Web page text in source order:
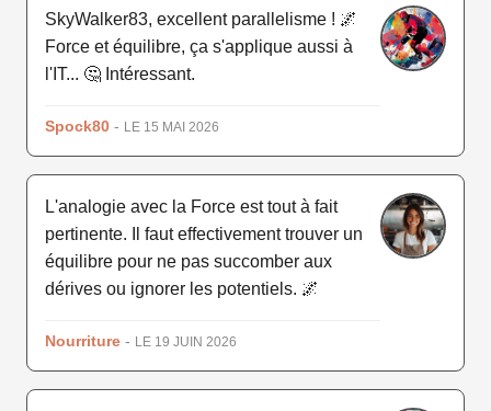
SkyWalker83, excellent parallelisme ! 🌌
Force et équilibre, ça s'applique aussi à
l'IT... 🤔 Intéressant.
Spock80 - LE 15 MAI 2026
L'analogie avec la Force est tout à fait
pertinente. Il faut effectivement trouver un
équilibre pour ne pas succomber aux
dérives ou ignorer les potentiels. 🌌
Nourriture - LE 19 JUIN 2026